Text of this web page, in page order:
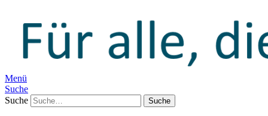
Menü
Suche
Suche